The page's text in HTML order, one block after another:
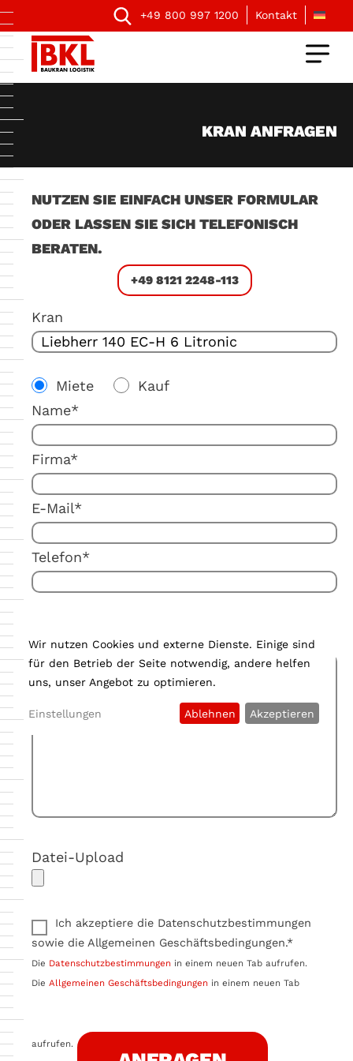
+49 800 997 1200 Kontakt
KRAN ANFRAGEN
NUTZEN SIE EINFACH UNSER FORMULAR
ODER LASSEN SIE SICH TELEFONISCH
BERATEN.
+49 8121 2248-113
Kran
Miete
Kauf
Name*
Firma*
E-Mail*
Telefon*
Ihre Anmerkung:
Datei-Upload
Ich akzeptiere die Datenschutzbestimmungen
sowie die Allgemeinen Geschäftsbedingungen.*
Die Datenschutzbestimmungen in einem neuen Tab aufrufen.
Die Allgemeinen Geschäftsbedingungen in einem neuen Tab
aufrufen.
Wir nutzen Cookies und externe Dienste. Einige sind
für den Betrieb der Seite notwendig, andere helfen
uns, unser Angebot zu optimieren.
Einstellungen Ablehnen Akzeptieren